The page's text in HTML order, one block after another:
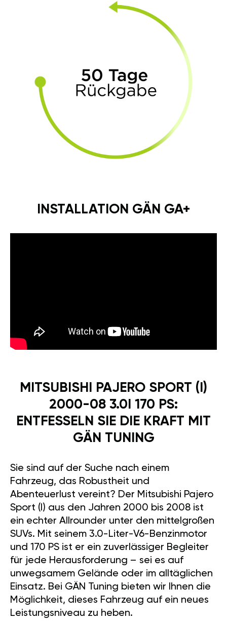
INSTALLATION GÄN GA+
MITSUBISHI PAJERO SPORT (I)
2000-08 3.0I 170 PS:
ENTFESSELN SIE DIE KRAFT MIT
GÄN TUNING
Sie sind auf der Suche nach einem
Fahrzeug, das Robustheit und
Abenteuerlust vereint? Der Mitsubishi Pajero
Sport (I) aus den Jahren 2000 bis 2008 ist
ein echter Allrounder unter den mittelgroßen
SUVs. Mit seinem 3.0-Liter-V6-Benzinmotor
und 170 PS ist er ein zuverlässiger Begleiter
für jede Herausforderung – sei es auf
unwegsamem Gelände oder im alltäglichen
Einsatz. Bei GÄN Tuning bieten wir Ihnen die
Möglichkeit, dieses Fahrzeug auf ein neues
Leistungsniveau zu heben.